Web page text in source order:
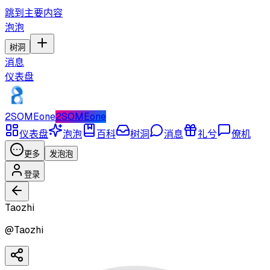
跳到主要内容
泡泡
树洞
消息
仪表盘
2SOMEone2SOMEone
仪表盘
泡泡 百科 树洞 消息 礼兮 僚机
更多 发泡泡
登录
Taozhi
@Taozhi